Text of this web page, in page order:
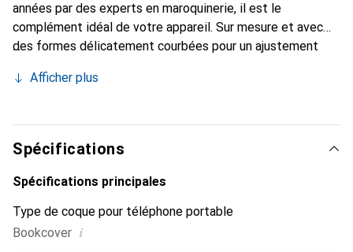
années par des experts en maroquinerie, il est le
complément idéal de votre appareil. Sur mesure et avec
des formes délicatement courbées pour un ajustement
smartphone. La marque Noreve est reconnue
constitue toujours un bon choix pour le client exigeant.
Afficher plus
Spécifications
Spécifications principales
Type de coque pour téléphone portable
Bookcover i